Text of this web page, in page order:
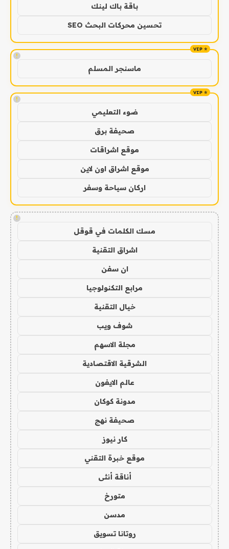
باقة باك لينك
تحسين محركات البحث SEO
!
ماسنجر المسلم
!
ضوء التعليمي
صحيفة برق
موقع اشراقات
موقع اشراق اون لاين
اركان سياحة وسفر
!
مسك الكلمات في قوقل
اشراق التقنية
ان سفن
مرابع التكنولوجيا
خيال التقنية
شوف ويب
مجلة الاسهم
الشرقية الاقتصادية
عالم الايفون
مدونة كوكان
صحيفة نهج
كار نيوز
موقع خبرة التقني
أناقة أنثى
متورخ
مدسن
روتانا تسويق